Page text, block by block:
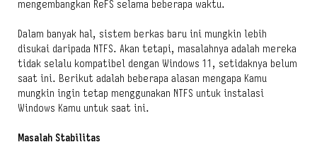
mengembangkan ReFS selama beberapa waktu.
Dalam banyak hal, sistem berkas baru ini mungkin lebih
disukai daripada NTFS. Akan tetapi, masalahnya adalah mereka
tidak selalu kompatibel dengan Windows 11, setidaknya belum
saat ini. Berikut adalah beberapa alasan mengapa Kamu
mungkin ingin tetap menggunakan NTFS untuk instalasi
Windows Kamu untuk saat ini.
Masalah Stabilitas